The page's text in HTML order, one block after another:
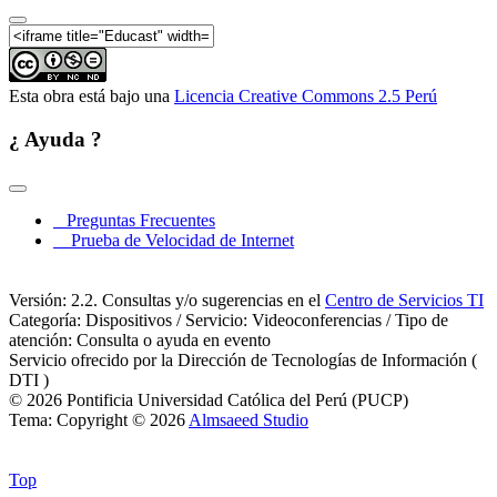
Esta obra está bajo una Licencia Creative Commons 2.5 Perú
¿ Ayuda ?
Preguntas Frecuentes
Prueba de Velocidad de Internet
Versión: 2.2. Consultas y/o sugerencias en el Centro de Servicios TI
Categoría: Dispositivos / Servicio: Videoconferencias / Tipo de
atención: Consulta o ayuda en evento
Servicio ofrecido por la Dirección de Tecnologías de Información (
DTI )
© 2026 Pontificia Universidad Católica del Perú (PUCP)
Tema: Copyright © 2026 Almsaeed Studio
Top